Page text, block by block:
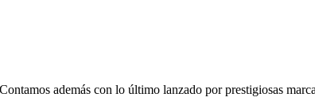
además con lo último lanzado por prestigiosas